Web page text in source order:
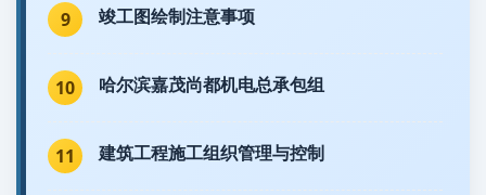
9 竣工图绘制注意事项
10 哈尔滨嘉茂尚都机电总承包组
11 建筑工程施工组织管理与控制